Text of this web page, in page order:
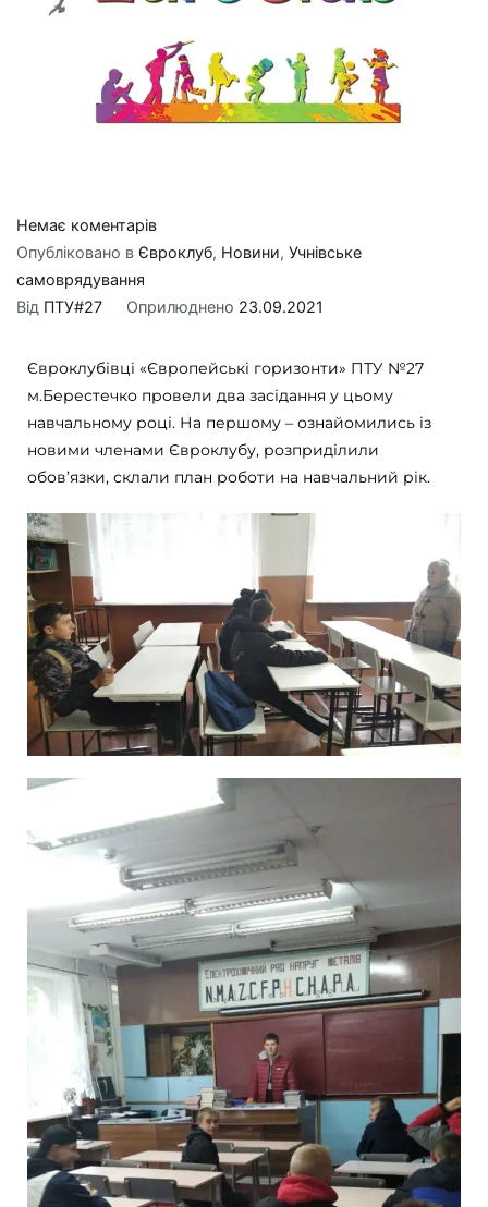
Немає коментарів
Опубліковано в Євроклуб, Новини, Учнівське
самоврядування
Від ПТУ#27 Оприлюднено 23.09.2021
Євроклубівці «Європейські горизонти» ПТУ №27
м.Берестечко провели два засідання у цьому
навчальному році. На першому – ознайомились із
новими членами Євроклубу, розприділили
обов’язки, склали план роботи на навчальний рік.